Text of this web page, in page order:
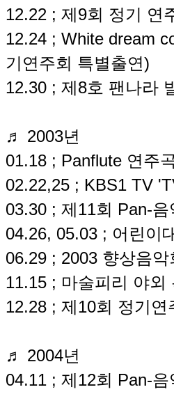
12.22 ; 제9회 정기 연
12.24 ; White dream
기연주회 특별출연)
12.30 ; 제8호 팬나라
♬ 2003년
01.18 ; Panflute 연주
02.22,25 ; KBS1 TV
03.30 ; 제11회 Pan-
04.26, 05.03 ; 어린이
06.29 ; 2003 향상음
11.15 ; 마술피리 야
12.28 ; 제10회 정기
♬ 2004년
04.11 ; 제12회 Pan-